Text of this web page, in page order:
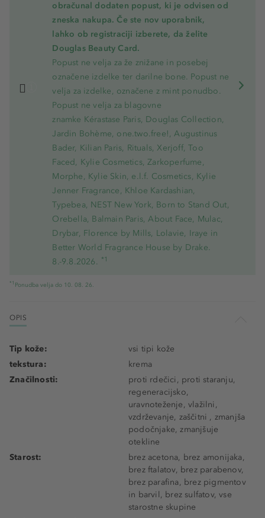
obračunal dodaten popust, ki je odvisen od
zneska nakupa. Če ste nov uporabnik,
lahko ob registraciji izberete, da želite
Douglas Beauty Card.
Popust ne velja za že znižane in posebej
označene izdelke ter darilne bone. Popust ne
velja za izdelke, označene z mint ponudbo.
Popust ne velja za blagovne
znamke Kérastase Paris, Douglas Collection,
Jardin Bohème, one.two.free!, Augustinus
Bader, Kilian Paris, Rituals, Xerjoff, Too
Faced, Kylie Cosmetics, Zarkoperfume,
Morphe, Kylie Skin, e.l.f. Cosmetics, Kylie
Jenner Fragrance, Khloe Kardashian,
Typebea, NEST New York, Born to Stand Out,
Orebella, Balmain Paris, About Face, Mulac,
Drybar, Florence by Mills, Lolavie, Iraye in
Better World Fragrance House by Drake.
8.-9.8.2026. *1
*1 Ponudba velja do 10. 08. 26.
OPIS
Tip kože:
vsi tipi kože
tekstura:
krema
Značilnosti:
proti rdečici, proti staranju,
regeneracijsko,
uravnoteženje, vlažilni,
vzdrževanje, zaščitni , zmanjša
podočnjake, zmanjšuje
otekline
Starost:
brez acetona, brez amonijaka,
brez ftalatov, brez parabenov,
brez parafina, brez pigmentov
in barvil, brez sulfatov, vse
starostne skupine